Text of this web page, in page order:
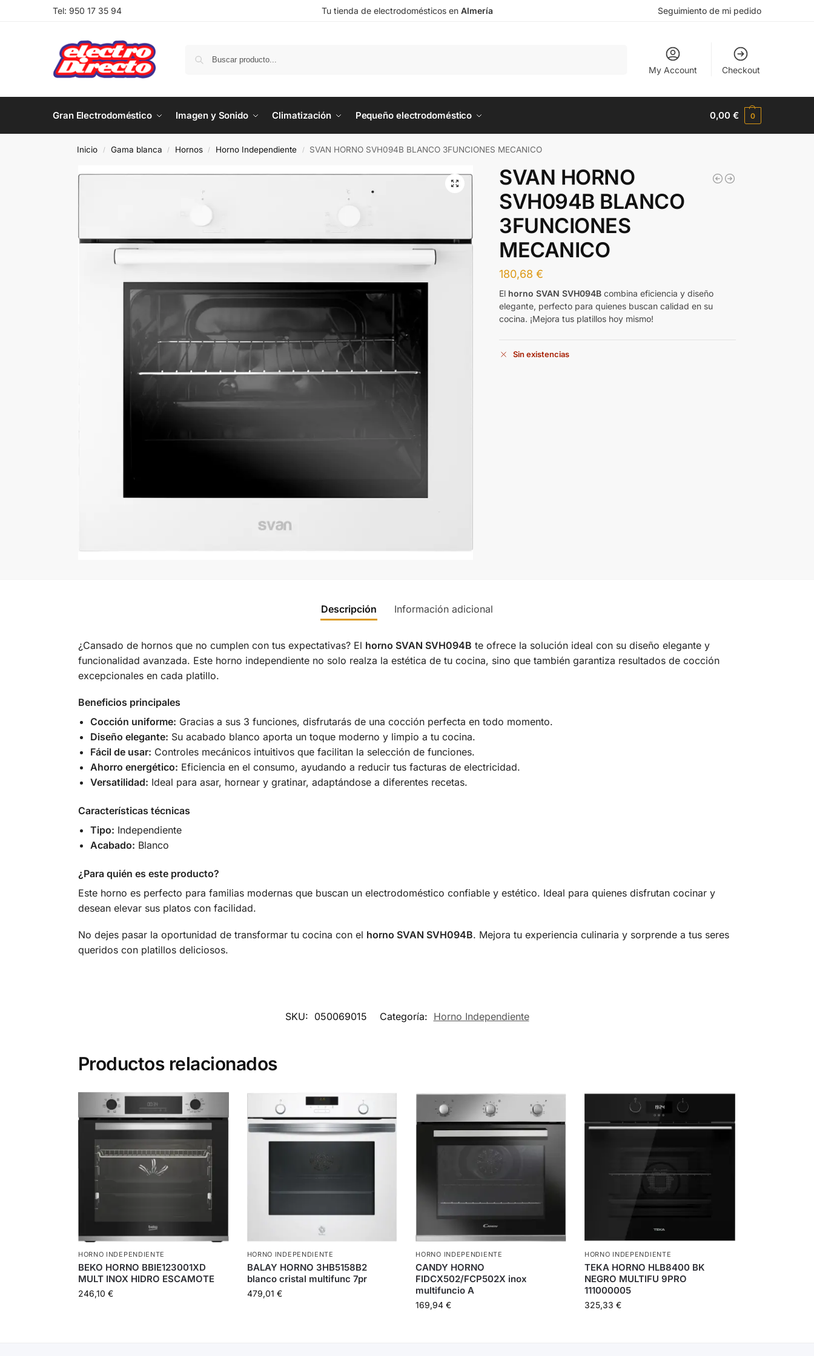
Tel: 950 17 35 94 Tu tienda de electrodomésticos en Almería Seguimiento de mi pedido
My Account Checkout
Gran Electrodoméstico Imagen y Sonido Climatización Pequeño electrodoméstico 0,00€ 0
Inicio / Gama blanca / Hornos / Horno Independiente / SVAN HORNO SVH094B BLANCO 3FUNCIONES MECANICO
SVAN HORNO
SVH094B BLANCO
3FUNCIONES
MECANICO
180,68€
El horno SVAN SVH094B combina eficiencia y diseño
elegante, perfecto para quienes buscan calidad en su
cocina. ¡Mejora tus platillos hoy mismo!
Sin existencias
Descripción Información adicional
¿Cansado de hornos que no cumplen con tus expectativas? El horno SVAN SVH094B te ofrece la solución ideal con su diseño elegante y
funcionalidad avanzada. Este horno independiente no solo realza la estética de tu cocina, sino que también garantiza resultados de cocción
excepcionales en cada platillo.
Beneficios principales
Cocción uniforme: Gracias a sus 3 funciones, disfrutarás de una cocción perfecta en todo momento.
Diseño elegante: Su acabado blanco aporta un toque moderno y limpio a tu cocina.
Fácil de usar: Controles mecánicos intuitivos que facilitan la selección de funciones.
Ahorro energético: Eficiencia en el consumo, ayudando a reducir tus facturas de electricidad.
Versatilidad: Ideal para asar, hornear y gratinar, adaptándose a diferentes recetas.
Características técnicas
Tipo: Independiente
Acabado: Blanco
¿Para quién es este producto?
Este horno es perfecto para familias modernas que buscan un electrodoméstico confiable y estético. Ideal para quienes disfrutan cocinar y
desean elevar sus platos con facilidad.
No dejes pasar la oportunidad de transformar tu cocina con el horno SVAN SVH094B. Mejora tu experiencia culinaria y sorprende a tus seres
queridos con platillos deliciosos.
SKU: 050069015 Categoría: Horno Independiente
Productos relacionados
HORNO INDEPENDIENTE
BEKO HORNO BBIE123001XD
MULT INOX HIDRO ESCAMOTE
246,10 €
HORNO INDEPENDIENTE
BALAY HORNO 3HB5158B2
blanco cristal multifunc 7pr
479,01 €
HORNO INDEPENDIENTE
CANDY HORNO
FIDCX502/FCP502X inox
multifuncio A
169,94€
HORNO INDEPENDIENTE
TEKA HORNO HLB8400 BK
NEGRO MULTIFU 9PRO
111000005
325,33€